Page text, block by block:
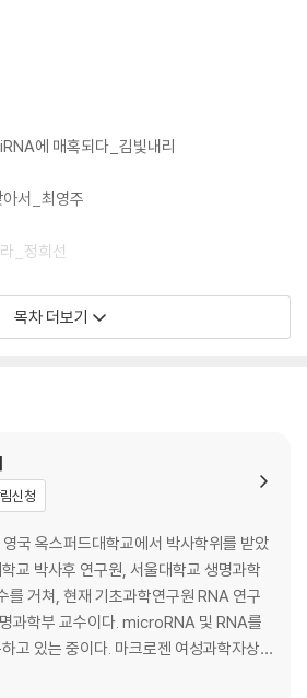
에 매혹되다_김빛내리
서_최영주
_정희선
목차 더보기
신청
국 옥스퍼드대학교에서 박사학위를 받았
교 박사후 연구원, 서울대학교 생명과학
를 거쳐, 현재 기초과학연구원 RNA 연구
과학부 교수이다. microRNA 및 RNA를
고 있는 중이다. 마크로젠 여성과학자상
연과학대학 연구상(2006), 젊은 과학자